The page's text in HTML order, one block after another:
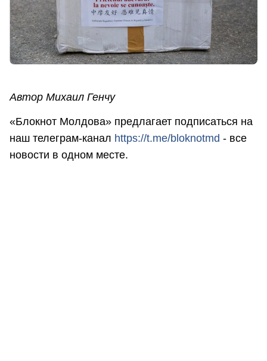
Автор Михаил Генчу
«Блокнот Молдова» предлагает подписаться на
наш телеграм-канал https://t.me/bloknotmd - все
новости в одном месте.